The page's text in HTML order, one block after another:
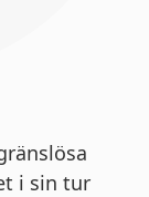
i sin tur